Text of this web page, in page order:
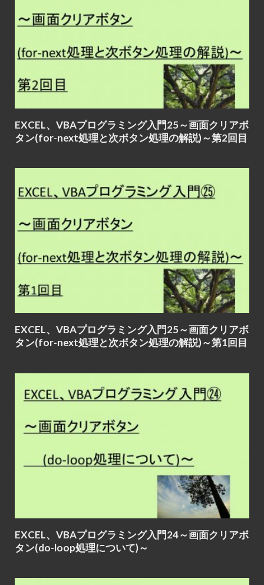
EXCEL、VBAプログラミング入門25～画面クリアボ
タン(for-next処理と次ボタン処理の解説)～第2回目
EXCEL、VBAプログラミング入門25～画面クリアボ
タン(for-next処理と次ボタン処理の解説)～第1回目
EXCEL、VBAプログラミング入門24～画面クリアボ
タン(do-loop処理について)～